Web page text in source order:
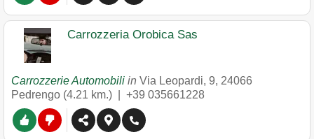
Carrozzeria Orobica Sas
Carrozzerie Automobili in Via Leopardi, 9, 24066
Pedrengo (4.21 km.) | +39 035661228